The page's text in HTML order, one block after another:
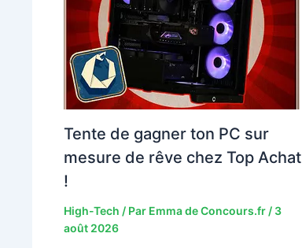
Tente de gagner ton PC sur
mesure de rêve chez Top Achat
!
High-Tech / Par Emma de Concours.fr / 3
août 2026